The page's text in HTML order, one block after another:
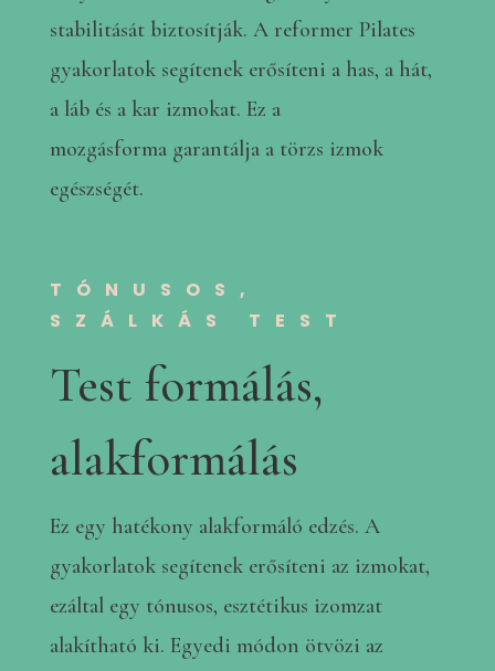
stabilitását biztosítják. A reformer Pilates
gyakorlatok segítenek erősíteni a has, a hát,
a láb és a kar izmokat. Ez a
mozgásforma garantálja a törzs izmok
egészségét.
TÓNUSOS,
SZÁLKÁS TEST
Test formálás,
alakformálás
Ez egy hatékony alakformáló edzés. A
gyakorlatok segítenek erősíteni az izmokat,
ezáltal egy tónusos, esztétikus izomzat
alakítható ki. Egyedi módon ötvözi az